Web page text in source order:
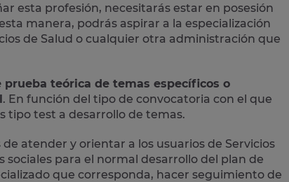
esta profesión, necesitarás estar en posesión
manera, podrás aspirar a la especialización
de Salud o cualquier otra administración que
teórica de temas específicos o
. En función del tipo de convocatoria con el que
tipo test a desarrollo de temas.
atender y orientar a los usuarios de Servicios
para el normal desarrollo del plan de
que corresponda, hacer seguimiento de